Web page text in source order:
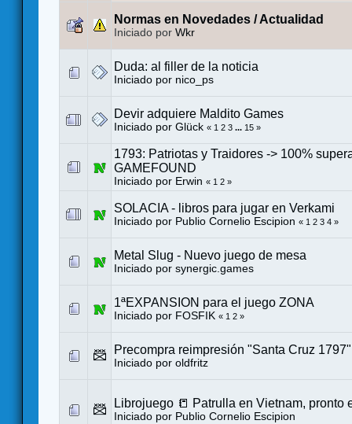
Normas en Novedades / Actualidad
Iniciado por Wkr
Duda: al filler de la noticia
Iniciado por nico_ps
Devir adquiere Maldito Games
Iniciado por Glück « 1 2 3 ... 15 »
1793: Patriotas y Traidores -> 100%
GAMEFOUND
Iniciado por Erwin « 1 2 »
SOLACIA - libros para jugar en Verkami
Iniciado por Publio Cornelio Escipion « 1 2 3 4 »
Metal Slug - Nuevo juego de mesa
Iniciado por synergic.games
1ªEXPANSION para el juego ZONA
Iniciado por FOSFIK « 1 2 »
Precompra reimpresión "Santa Cruz 1797"
Iniciado por oldfritz
Librojuego 📒 Patrulla en Vietnam, pronto
Iniciado por Publio Cornelio Escipion